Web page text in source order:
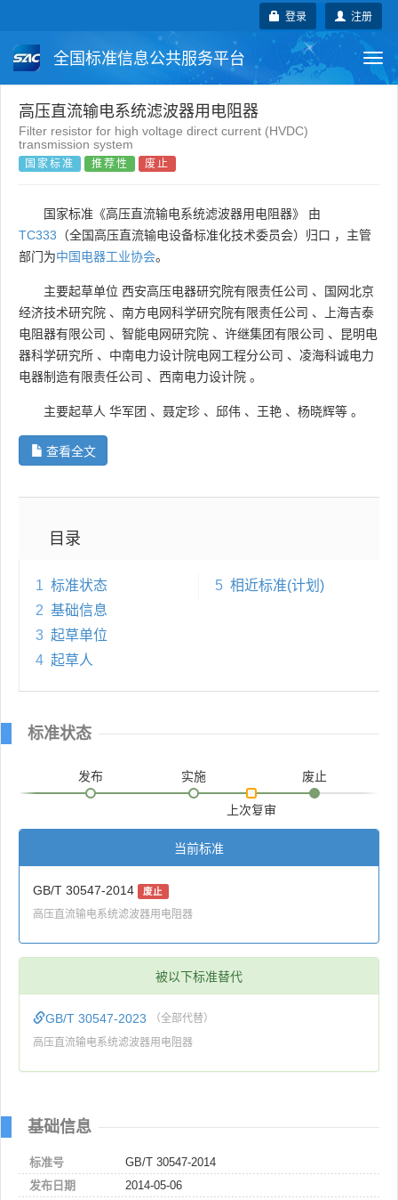
注册
登录
全国标准信息公共服务平台
国家标准 行业标准
团体标准
高压直流输电系统滤波器用电阻器
Filter resistor for high voltage direct current (HVDC)
transmission system
国家标准 推荐性 废止
国家标准《高压直流输电系统滤波器用电阻器》 由
TC333 （全国高压直流输电设备标准化技术委员会）归口 ，主管
部门为中国电器工业协会。
主要起草单位 西安高压电器研究院有限责任公司 、
国网北京
经济技术研究院 、 南方电网科学研究院有限责任公司 、
上海吉泰
电阻器有限公司 、 智能电网研究院 、 许继集团有限公司 、
昆明电
器科学研究所 、 中南电力设计院电网工程分公司 、 凌海科诚电力
电器制造有限责任公司 、 西南电力设计院 。
主要起草人 华军团 、 聂定珍 、 邱伟 、 王艳 、 杨晓辉等 。
查看全文
目录
1 标准状态
2 基础信息
3 起草单位
4 起草人
5 相近标准(计划)
标准状态
发布 实施
上次复审
废止
当前标准
GB/T 30547-2014 废止
高压直流输电系统滤波器用电阻器
被以下标准替代
GB/T 30547-2023 （全部代替）
高压直流输电系统滤波器用电阻器
基础信息
标准号
GB/T 30547-2014
发布日期
2014-05-06